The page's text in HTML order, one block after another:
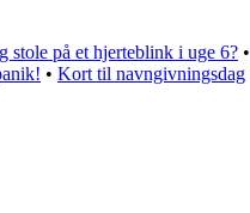
stole på et hjerteblink i uge 6? •
• Kort til navngivningsdag